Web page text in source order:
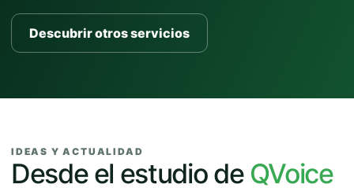
Descubrir otros servicios
IDEAS Y ACTUALIDAD
Desde el estudio de QVoice